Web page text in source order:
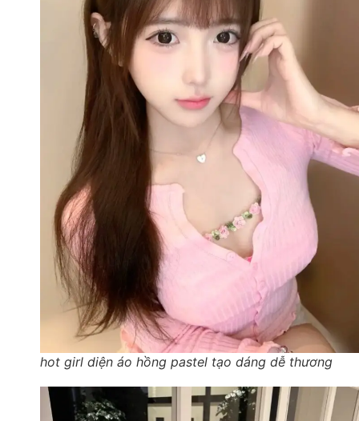
hot girl diện áo hồng pastel tạo dáng dễ thương